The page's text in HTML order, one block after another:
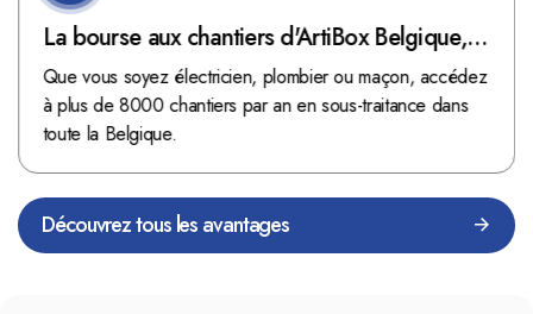
La bourse aux chantiers d'ArtiBox Belgique,
véritable mine d'or !
Que vous soyez électricien, plombier ou maçon, accédez
à plus de 8000 chantiers par an en sous-traitance dans
toute la Belgique.
Découvrez tous les avantages